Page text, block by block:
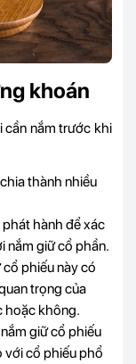
khoán
cần nắm trước khi
thành nhiều
hành để xác
nắm giữ cổ phần.
phiếu này có
trọng của
hoặc không.
giữ cổ phiếu
với cổ phiếu phổ